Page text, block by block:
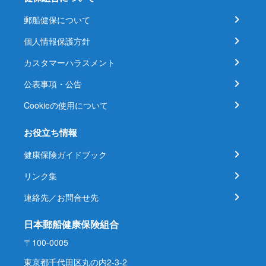
郵船健保について
個人情報保護方針
カスタマーハラスメント
公表事項・公告
Cookieの使用について
お役立ち情報
健康保険ガイドブック
リンク集
連絡先／お問合せ先
日本郵船健康保険組合
〒100-0005
東京都千代田区丸の内2-3-2